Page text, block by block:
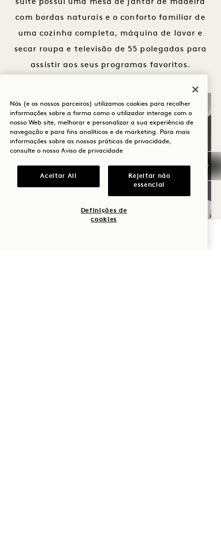
suíte possui uma mesa de jantar de madeira
com bordas naturais e o conforto familiar de
uma cozinha completa, máquina de lavar e
secar roupa e televisão de 55 polegadas para
assistir aos seus programas favoritos.
Nós (e os nossos parceiros) utilizamos cookies para recolher
informações sobre a forma como o utilizador interage com o
nosso Web site, melhorar e personalizar a sua experiência de
navegação e para fins analíticos e de marketing. Para mais
informações sobre as nossas práticas de privacidade,
consulte o nosso Aviso de privacidade
Aceitar All
Rejeitar não
essencial
Definições de
cookies